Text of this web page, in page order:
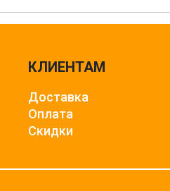
КЛИЕНТАМ
Доставка
Оплата
Скидки